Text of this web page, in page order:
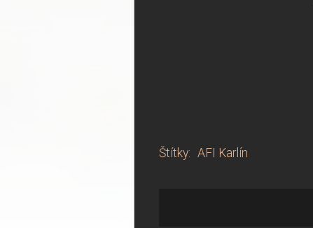
Štítky: AFI Karlín